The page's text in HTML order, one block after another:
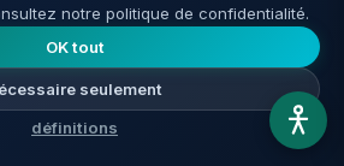
notre politique de confidentialité.
OK tout
seulement
définitions